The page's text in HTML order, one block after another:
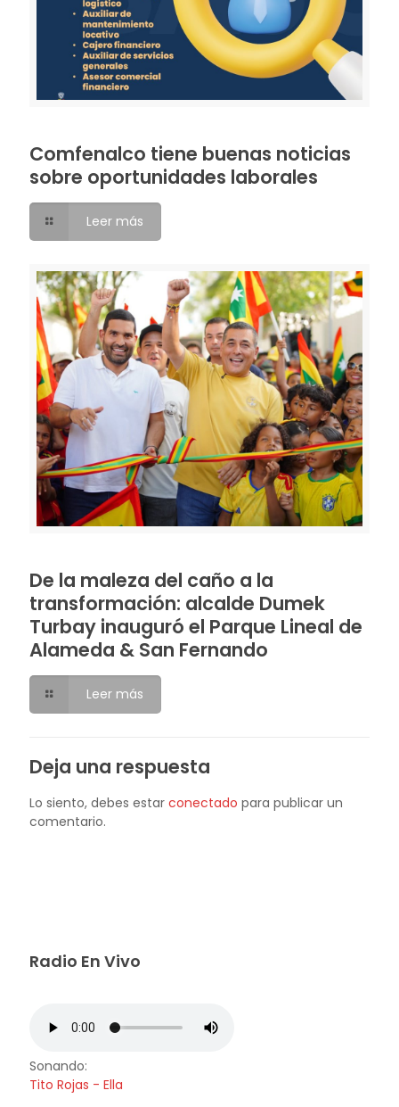
Comfenalco tiene buenas noticias
sobre oportunidades laborales
Leer más
De la maleza del caño a la
transformación: alcalde Dumek
Turbay inauguró el Parque Lineal de
Alameda & San Fernando
Leer más
Deja una respuesta
Lo siento, debes estar conectado para publicar un
comentario.
Radio En Vivo
Sonando:
Tito Rojas - Ella